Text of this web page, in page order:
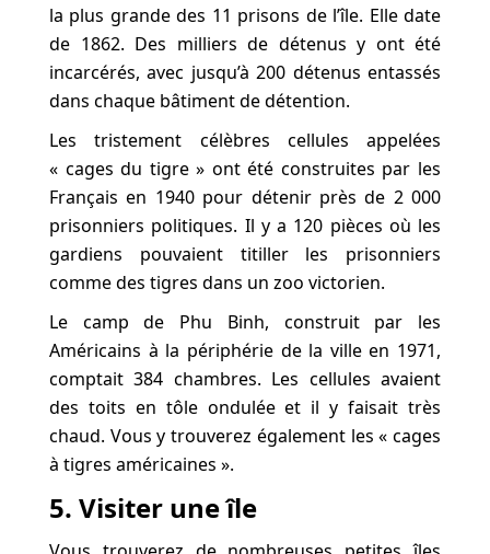
la plus grande des 11 prisons de l’île. Elle date
de 1862. Des milliers de détenus y ont été
incarcérés, avec jusqu’à 200 détenus entassés
dans chaque bâtiment de détention.
Les tristement célèbres cellules appelées
« cages du tigre » ont été construites par les
Français en 1940 pour détenir près de 2 000
prisonniers politiques. Il y a 120 pièces où les
gardiens pouvaient titiller les prisonniers
comme des tigres dans un zoo victorien.
Le camp de Phu Binh, construit par les
Américains à la périphérie de la ville en 1971,
comptait 384 chambres. Les cellules avaient
des toits en tôle ondulée et il y faisait très
chaud. Vous y trouverez également les « cages
à tigres américaines ».
5. Visiter une île